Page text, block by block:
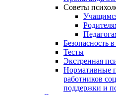
Советы
Безопасность
Тесты
Экстренная
Нормативные
работников
поддержки и